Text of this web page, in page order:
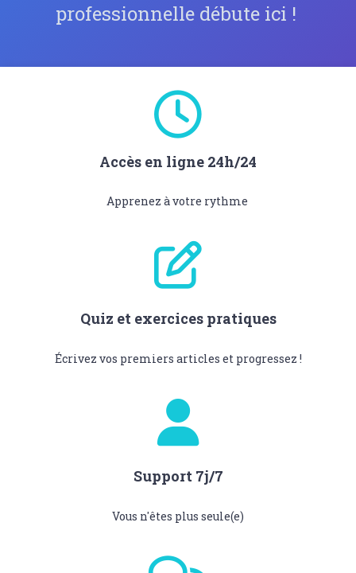
professionnelle débute ici !
Accès en ligne 24h/24
Apprenez à votre rythme
Quiz et exercices pratiques
Écrivez vos premiers articles et progressez !
Support 7j/7
Vous n'êtes plus seule(e)